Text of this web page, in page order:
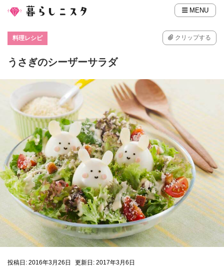
MENU
料理レシピ クリップする
うさぎのシーザーサラダ
投稿日: 2016年3月26日
更新日: 2017年3月6日